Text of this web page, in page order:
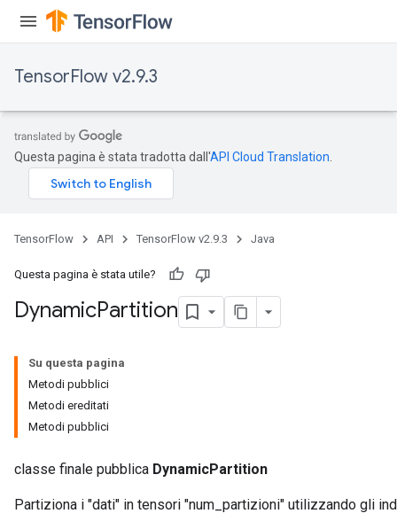
TensorFlow v2.9.3
Questa pagina è stata tradotta dall'API Cloud Translation
TensorFlow API TensorFlow v2.9.3 Java
Questa pagina è stata utile?
DynamicPartition
Su questa pagina
Metodi pubblici
Metodi ereditati
Metodi pubblici
classe finale pubblica DynamicPartition
Partiziona i "dati" in tensori "num_partizioni" utilizzando gli